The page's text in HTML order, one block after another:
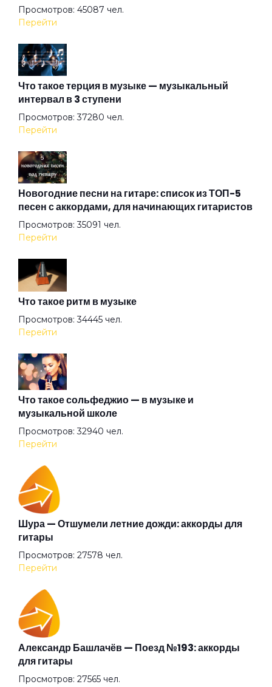
Алмазная душа
Амазонка
Ангел на свече
Ангел
Арена
Аристократы
Атлантида
Бабочка
Баргузин
Барышня
Беги (2008)
Беги
Бежали прочь
Безумные выси
Просмотров: 45087 чел.
Перейти
Что такое терция в музыке — музыкальный
интервал в 3 ступени
Просмотров: 37280 чел.
Перейти
Новогодние песни на гитаре: список из ТОП-5
песен с аккордами, для начинающих гитаристов
Просмотров: 35091 чел.
Перейти
Что такое ритм в музыке
Просмотров: 34445 чел.
Перейти
Что такое сольфеджио — в музыке и
музыкальной школе
Просмотров: 32940 чел.
Перейти
Шура — Отшумели летние дожди: аккорды для
гитары
Просмотров: 27578 чел.
Перейти
Александр Башлачёв — Поезд №193: аккорды
для гитары
Просмотров: 27565 чел.